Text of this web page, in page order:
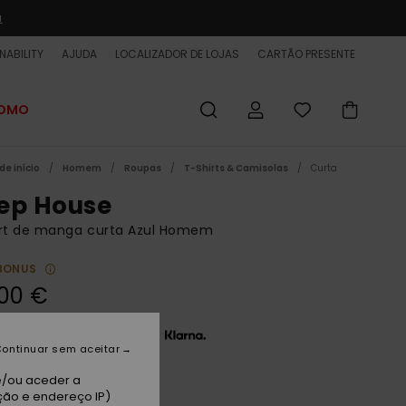
AJUDA LOCALIZADOR DE LOJAS CARTÃO PRESENTE
início Homem Roupas T-Shirts & Camisolas Curta
House
de manga curta Azul Homem
€
Fog
ou aceder a
e endereço IP)
sem aceitar